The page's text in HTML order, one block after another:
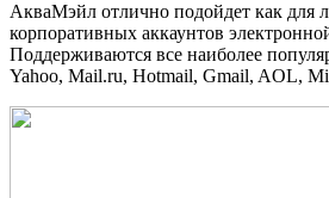
АкваМэйл отлично подойдет как для
корпоративных аккаунтов
Поддерживаются все наиболее
Yahoo, Mail.ru, Hotmail, Gmail, AOL,